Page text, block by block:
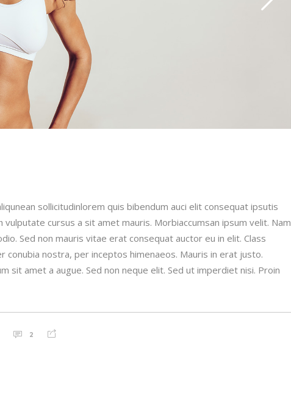
sollicitudinlorem quis bibendum auci elit consequat ipsutis
cursus a sit amet mauris. Morbiaccumsan ipsum velit. Nam
Sed non mauris vitae erat consequat auctor eu in elit. Class
nostra, per inceptos himenaeos. Mauris in erat justo.
sit amet a augue. Sed non neque elit. Sed ut imperdiet nisi. Proin
2